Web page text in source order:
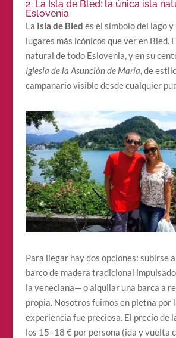
2. La Isla de Bled: la única isla
Eslovenia
La Isla de Bled es el símbolo del lago y
lugares más icónicos que ver en Bled.
natural de todo Eslovenia, y en su
Iglesia de la Asunción de María, de
campanario visible desde cualquier
Para llegar hay dos opciones: subirse
barco de madera tradicional
la veneciana— o alquilar una barca a
propia. Nosotros fuimos en pletna por
experiencia fue preciosa. El precio de
los 15–18 € por persona (ida y vuelta